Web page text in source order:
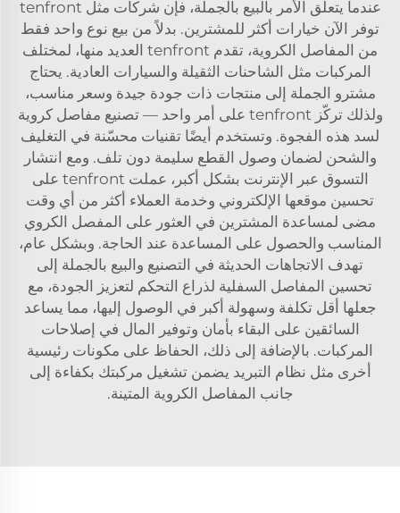
عندما يتعلق الأمر بالبيع بالجملة، فإن شركات مثل tenfront
توفر الآن خيارات أكثر للمشترين. بدلاً من بيع نوع واحد فقط
من المفاصل الكروية، تقدم tenfront العديد منها، لمختلف
المركبات مثل الشاحنات الثقيلة والسيارات العادية. يحتاج
مشترو الجملة إلى منتجات ذات جودة جيدة وسعر مناسب،
ولذلك تركّز tenfront على أمر واحد — تصنيع مفاصل كروية
لسد هذه الفجوة. وتستخدم أيضًا تقنيات محسّنة في التغليف
والشحن لضمان وصول القطع سليمة دون تلف. ومع انتشار
التسوق عبر الإنترنت بشكل أكبر، عملت tenfront على
تحسين موقعها الإلكتروني وخدمة العملاء أكثر من أي وقت
مضى لمساعدة المشترين في العثور على المفصل الكروي
المناسب والحصول على المساعدة عند الحاجة. وبشكل عام،
تهدف الاتجاهات الحديثة في التصنيع والبيع بالجملة إلى
تحسين المفاصل السفلية لذراع التحكم لتعزيز الجودة، مع
جعلها أقل تكلفة وسهولة أكبر في الوصول إليها، مما يساعد
السائقين على البقاء بأمان وتوفير المال في إصلاحات
المركبات. بالإضافة إلى ذلك، الحفاظ على مكونات رئيسية
أخرى مثل نظام التبريد يضمن تشغيل مركبتك بكفاءة إلى
جانب المفاصل الكروية المتينة.